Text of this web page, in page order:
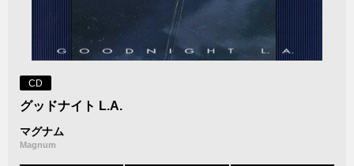
CD
グッドナイト L.A.
マグナム
Magnum